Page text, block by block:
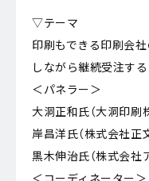
▽テーマ
印刷もできる印刷会
しながら継続受注す
＜パネラー＞
大洞正和氏（大洞印刷
岸昌洋氏（株式会社正
黒木伸治氏（株式会社
＜コーディネーター＞